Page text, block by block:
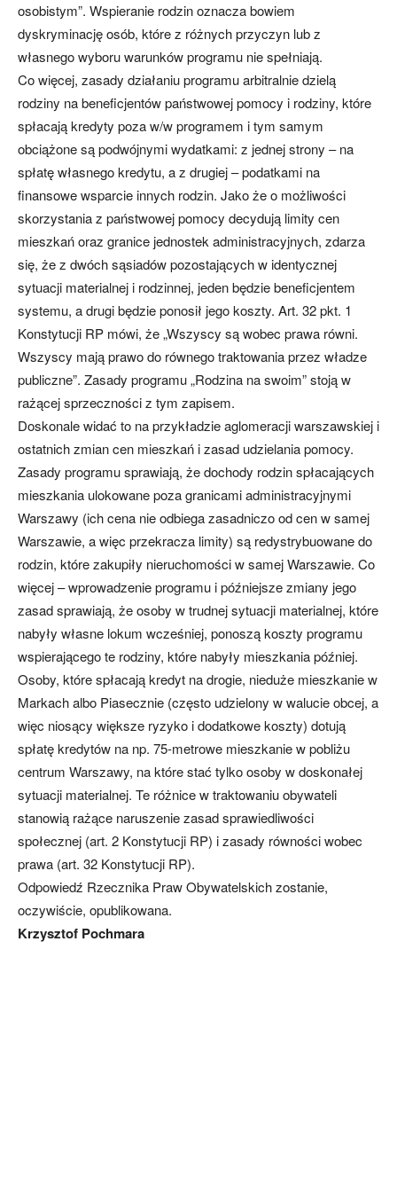
osobistym”. Wspieranie rodzin oznacza bowiem
dyskryminację osób, które z różnych przyczyn lub z
własnego wyboru warunków programu nie spełniają.
Co więcej, zasady działaniu programu arbitralnie dzielą
rodziny na beneficjentów państwowej pomocy i rodziny, które
spłacają kredyty poza w/w programem i tym samym
obciążone są podwójnymi wydatkami: z jednej strony – na
spłatę własnego kredytu, a z drugiej – podatkami na
finansowe wsparcie innych rodzin. Jako że o możliwości
skorzystania z państwowej pomocy decydują limity cen
mieszkań oraz granice jednostek administracyjnych, zdarza
się, że z dwóch sąsiadów pozostających w identycznej
sytuacji materialnej i rodzinnej, jeden będzie beneficjentem
systemu, a drugi będzie ponosił jego koszty. Art. 32 pkt. 1
Konstytucji RP mówi, że „Wszyscy są wobec prawa równi.
Wszyscy mają prawo do równego traktowania przez władze
publiczne”. Zasady programu „Rodzina na swoim” stoją w
rażącej sprzeczności z tym zapisem.
Doskonale widać to na przykładzie aglomeracji warszawskiej i
ostatnich zmian cen mieszkań i zasad udzielania pomocy.
Zasady programu sprawiają, że dochody rodzin spłacających
mieszkania ulokowane poza granicami administracyjnymi
Warszawy (ich cena nie odbiega zasadniczo od cen w samej
Warszawie, a więc przekracza limity) są redystrybuowane do
rodzin, które zakupiły nieruchomości w samej Warszawie. Co
więcej – wprowadzenie programu i późniejsze zmiany jego
zasad sprawiają, że osoby w trudnej sytuacji materialnej, które
nabyły własne lokum wcześniej, ponoszą koszty programu
wspierającego te rodziny, które nabyły mieszkania później.
Osoby, które spłacają kredyt na drogie, nieduże mieszkanie w
Markach albo Piasecznie (często udzielony w walucie obcej, a
więc niosący większe ryzyko i dodatkowe koszty) dotują
spłatę kredytów na np. 75-metrowe mieszkanie w pobliżu
centrum Warszawy, na które stać tylko osoby w doskonałej
sytuacji materialnej. Te różnice w traktowaniu obywateli
stanowią rażące naruszenie zasad sprawiedliwości
społecznej (art. 2 Konstytucji RP) i zasady równości wobec
prawa (art. 32 Konstytucji RP).
Odpowiedź Rzecznika Praw Obywatelskich zostanie,
oczywiście, opublikowana.
Krzysztof Pochmara